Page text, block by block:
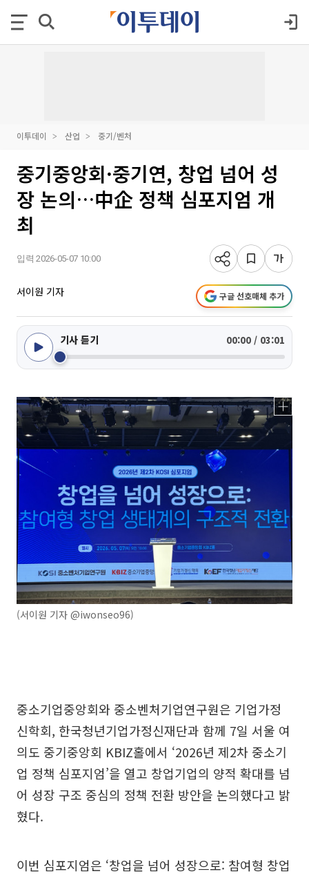
이투데이 산업 중기/벤처
중기중앙회·중기연, 창업 넘어 성
장 논의…中企 정책 심포지엄 개
최
입력 2026-05-07 10:00
서이원 기자 구글 선호매체 추가
기사 듣기 00:00 / 03:01
(서이원 기자 @iwonseo96)
중소기업중앙회와 중소벤처기업연구원은 기업가정
신학회, 한국청년기업가정신재단과 함께 7일 서울 여
의도 중기중앙회 KBIZ홀에서 ‘2026년 제2차 중소기
업 정책 심포지엄’을 열고 창업기업의 양적 확대를 넘
어 성장 구조 중심의 정책 전환 방안을 논의했다고 밝
혔다.
이번 심포지엄은 ‘창업을 넘어 성장으로: 참여형 창업